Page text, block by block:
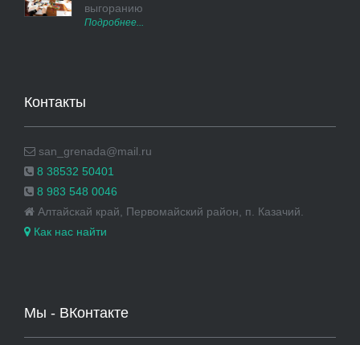
выгоранию
Подробнее...
Контакты
san_grenada@mail.ru
8 38532 50401
8 983 548 0046
Алтайскай край, Первомайский район, п. Казачий.
Как нас найти
Мы - ВКонтакте